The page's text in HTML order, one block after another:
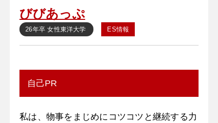
びびあっぷ
26年卒 女性東洋大学 ES情報
自己PR
私は、物事をまじめにコツコツと継続する力